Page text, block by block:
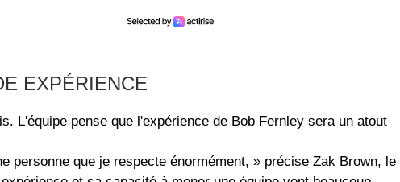
EXPÉRIENCE
L'équipe pense que l'expérience de Bob Fernley sera un atout
personne que je respecte énormément, » précise Zak Brown, le